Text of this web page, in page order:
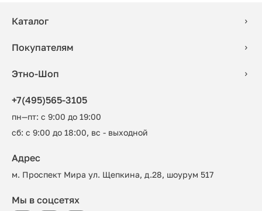
Каталог
Покупателям
Этно-Шоп
+7(495)565-3105
пн—пт: с 9:00 до 19:00
сб: с 9:00 до 18:00, вс - выходной
Адрес
м. Проспект Мира ул. Щепкина, д.28, шоурум 517
Мы в соцсетях